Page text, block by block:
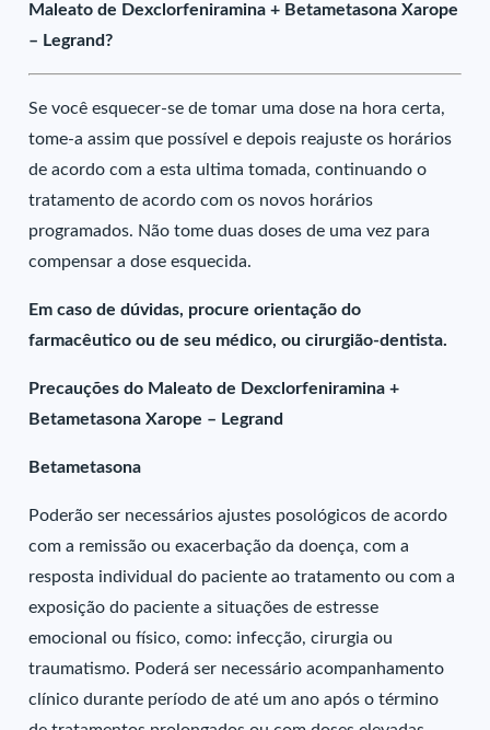
Maleato de Dexclorfeniramina + Betametasona Xarope
– Legrand?
Se você esquecer-se de tomar uma dose na hora certa,
tome-a assim que possível e depois reajuste os horários
de acordo com a esta ultima tomada, continuando o
tratamento de acordo com os novos horários
programados. Não tome duas doses de uma vez para
compensar a dose esquecida.
Em caso de dúvidas, procure orientação do
farmacêutico ou de seu médico, ou cirurgião-dentista.
Precauções do Maleato de Dexclorfeniramina +
Betametasona Xarope – Legrand
Betametasona
Poderão ser necessários ajustes posológicos de acordo
com a remissão ou exacerbação da doença, com a
resposta individual do paciente ao tratamento ou com a
exposição do paciente a situações de estresse
emocional ou físico, como: infecção, cirurgia ou
traumatismo. Poderá ser necessário acompanhamento
clínico durante período de até um ano após o término